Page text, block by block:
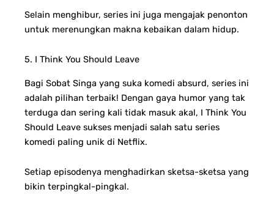
Selain menghibur, series ini juga mengajak penonton
untuk merenungkan makna kebaikan dalam hidup.
5. I Think You Should Leave
Bagi Sobat Singa yang suka komedi absurd, series ini
adalah pilihan terbaik! Dengan gaya humor yang tak
terduga dan sering kali tidak masuk akal, I Think You
Should Leave sukses menjadi salah satu series
komedi paling unik di Netflix.
Setiap episodenya menghadirkan sketsa-sketsa yang
bikin terpingkal-pingkal.